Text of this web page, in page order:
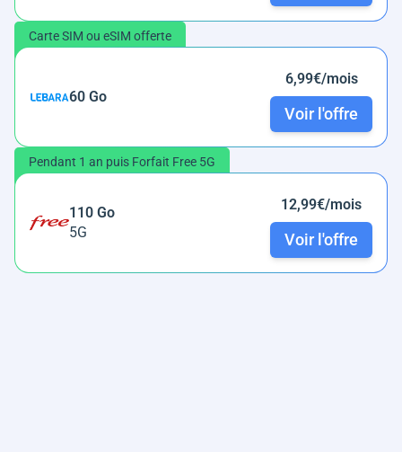
Carte SIM ou eSIM offerte
60 Go
6,99€/mois
Voir l'offre
Pendant 1 an puis Forfait Free 5G
110 Go
5G
12,99€/mois
Voir l'offre